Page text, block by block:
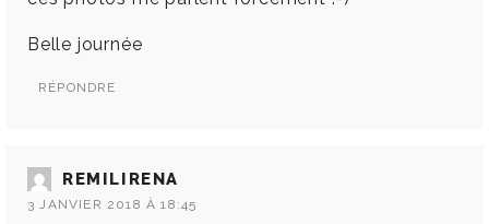
Belle journée
RÉPONDRE
REMILIRENA
3 JANVIER 2018 À 18:45